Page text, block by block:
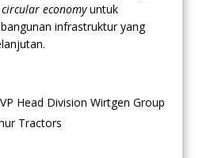
circular economyuntuk
infrastruktur yang
Head Division Wirtgen Group
Tractors